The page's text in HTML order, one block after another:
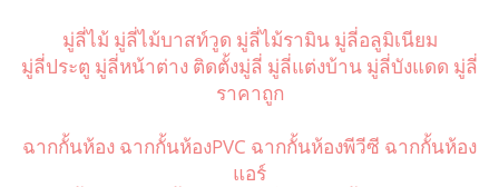
มู่ลี่ไม้ มู่ลี่ไม้บาสท์วูด มู่ลี่ไม้รามิน มู่ลี่อลูมิเนียม
มู่ลี่ประตู มู่ลี่หน้าต่าง ติดตั้งมู่ลี่ มู่ลี่แต่งบ้าน มู่ลี่บังแดด มู่ลี่
ราคาถูก
ฉากกั้นห้อง ฉากกั้นห้องPVC ฉากกั้นห้องพีวีซี ฉากกั้นห้อง
แอร์